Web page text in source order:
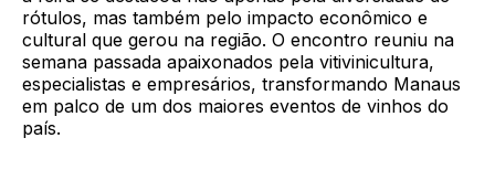
rótulos, mas também pelo impacto econômico e
cultural que gerou na região. O encontro reuniu na
semana passada apaixonados pela vitivinicultura,
especialistas e empresários, transformando Manaus
em palco de um dos maiores eventos de vinhos do
país.